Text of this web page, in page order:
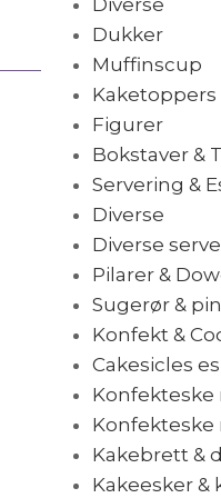
Diverse
Dukker
Muffinscup
Kaketoppers
Figurer
Bokstaver &
Servering &
Diverse
Diverse
Pilarer &
Sugerør &
Konfekt &
Cakesicles
Konfekteske
Kakebrett &
Kakeesker &